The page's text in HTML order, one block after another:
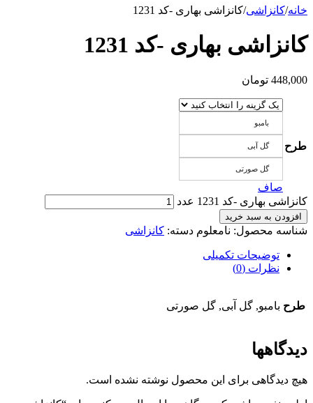
خانه/کانزاشی/کانزاشی بهاری -کد 1231
کانزاشی بهاری -کد 1231
448,000 تومان
طرح
بامبو
گل آبی
گل صورتی
صاف
کانزاشی بهاری -کد 1231 عدد
افزودن به سبد خرید
شناسه محصول: نامعلوم دسته: کانزاشی
توضیحات تکمیلی
نظرات (0)
طرح بامبو, گل آبی, گل صورتی
دیدگاهها
هیچ دیدگاهی برای این محصول نوشته نشده است.